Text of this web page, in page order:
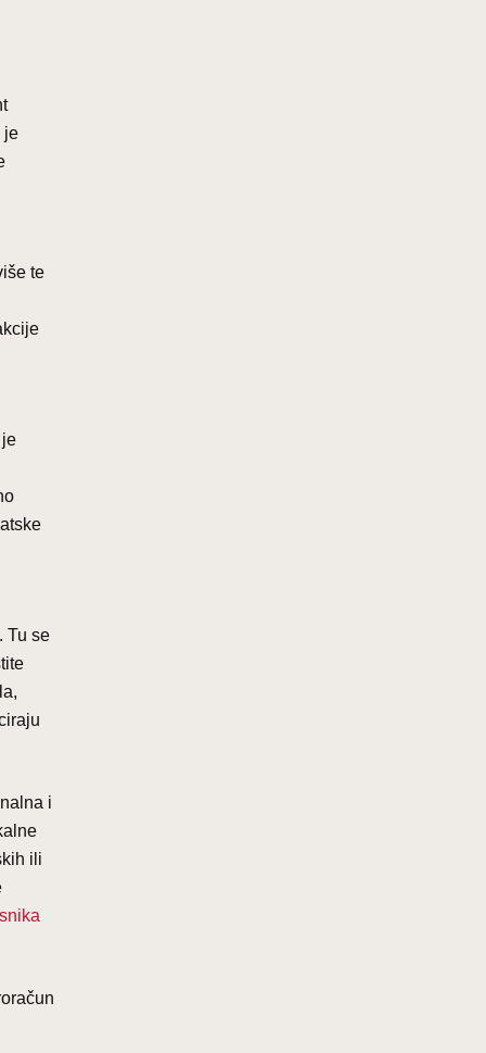
je
te
. Tu se
i
ili